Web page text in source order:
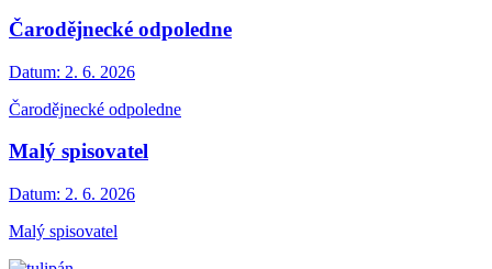
Čarodějnecké odpoledne
Datum: 2. 6. 2026
Čarodějnecké odpoledne
Malý spisovatel
Datum: 2. 6. 2026
Malý spisovatel